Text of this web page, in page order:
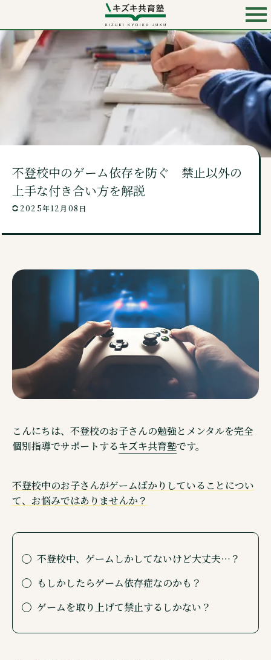
お電話での入会・見学・料金のお問い合わせは
0120-501-858 （無料）
キズキ共育塾 TOP
キズキとは？
料金・コース
ご相談・見学予約・資料
企業情報
Other Service その他サービスのご案内
通信制高校サポート校・キズキ高等学院
ウェブメディア・不登校オンライン
SNS 公式アカウントのご紹介
不登校中のゲーム依存を防ぐ 禁止以外の
上手な付き合い方を解説
2025年12月08日
こんにちは、不登校のお子さんの勉強とメンタルを完全
個別指導でサポートするキズキ共育塾です。
不登校中のお子さんがゲームばかりしていることについ
て、お悩みではありませんか？
不登校中、ゲームしかしてないけど大丈夫…？
もしかしたらゲーム依存症なのかも？
ゲームを取り上げて禁止するしかない？